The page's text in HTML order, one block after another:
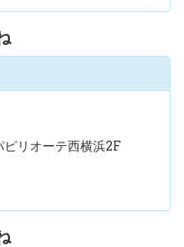
ピリオーテ西横浜2F